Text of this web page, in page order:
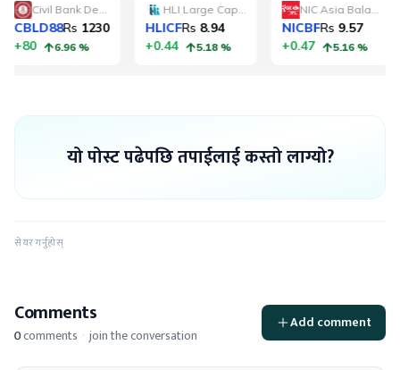
यो पोस्ट पढेपछि तपाईलाई कस्तो लाग्यो?
सेयर गर्नुहोस्
Comments
0comments · join the conversation
Add comment